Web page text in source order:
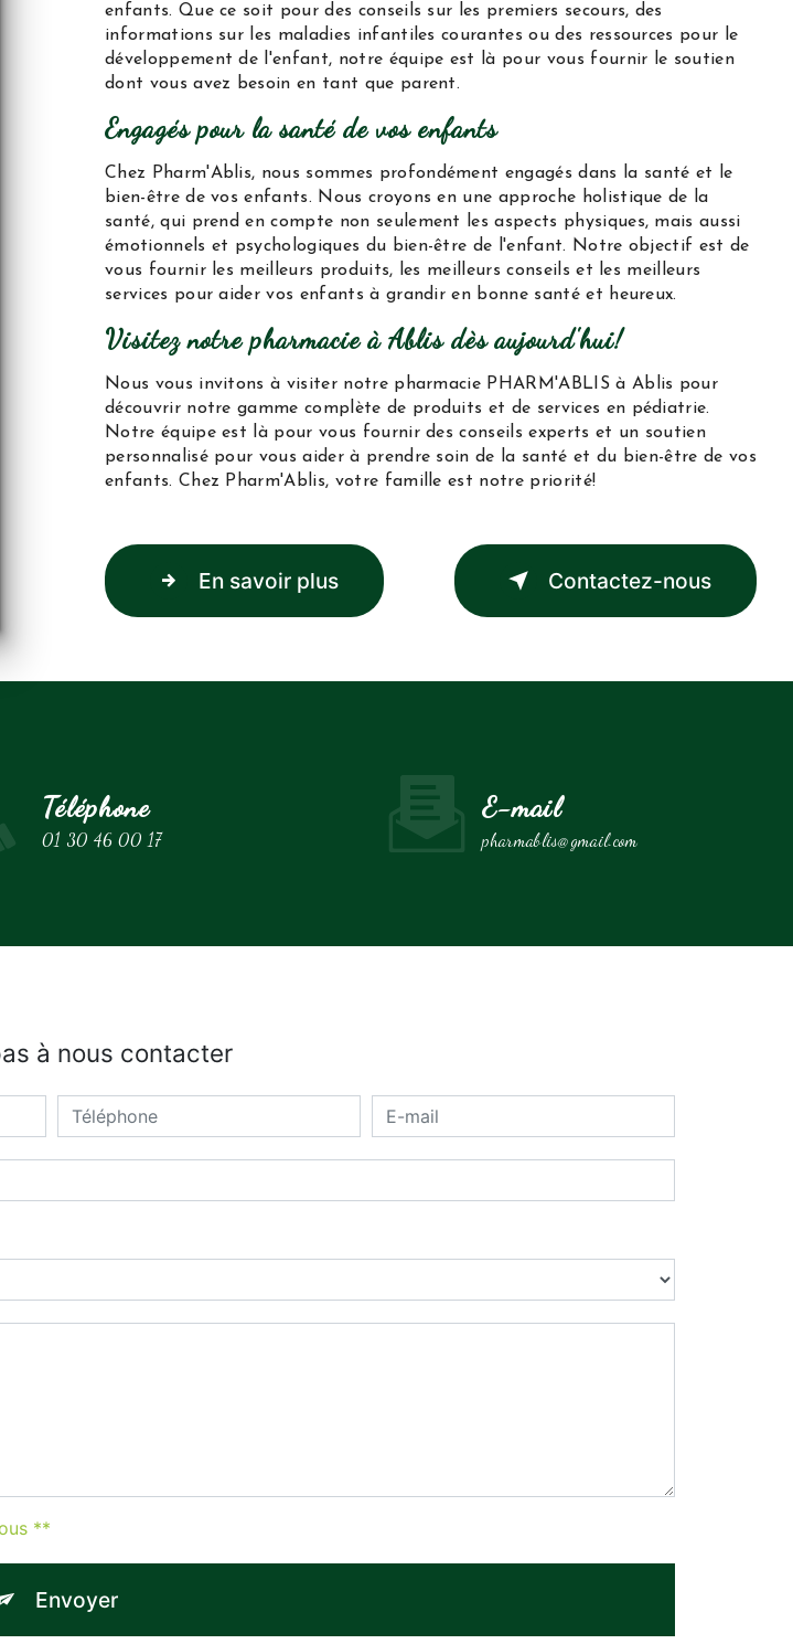
enfants. Que ce soit pour des conseils sur les premiers secours, des
informations sur les maladies infantiles courantes ou des ressources pour le
développement de l'enfant, notre équipe est là pour vous fournir le soutien
dont vous avez besoin en tant que parent.
Engagés pour la santé de vos enfants
Chez Pharm'Ablis, nous sommes profondément engagés dans la santé et le
bien-être de vos enfants. Nous croyons en une approche holistique de la
santé, qui prend en compte non seulement les aspects physiques, mais aussi
émotionnels et psychologiques du bien-être de l'enfant. Notre objectif est de
vous fournir les meilleurs produits, les meilleurs conseils et les meilleurs
services pour aider vos enfants à grandir en bonne santé et heureux.
Visitez notre pharmacie à Ablis dès aujourd'hui!
Nous vous invitons à visiter notre pharmacie PHARM'ABLIS à Ablis pour
découvrir notre gamme complète de produits et de services en pédiatrie.
Notre équipe est là pour vous fournir des conseils experts et un soutien
personnalisé pour vous aider à prendre soin de la santé et du bien-être de vos
enfants. Chez Pharm'Ablis, votre famille est notre priorité!
En savoir plus Contactez-nous
Téléphone
01 30 46 00 17
E-mail
pharmablis@gmail.com
à nous contacter
**
Envoyer